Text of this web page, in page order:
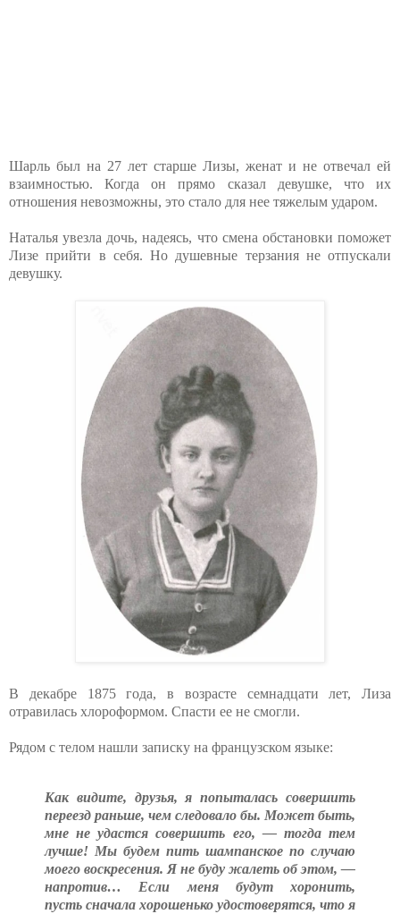
Шарль был на 27 лет старше Лизы, женат и не отвечал ей
взаимностью. Когда он прямо сказал девушке, что их
отношения невозможны, это стало для нее тяжелым ударом.
Наталья увезла дочь, надеясь, что смена обстановки поможет
Лизе прийти в себя. Но душевные терзания не отпускали
девушку.
В декабре 1875 года, в возрасте семнадцати лет, Лиза
отравилась хлороформом. Спасти ее не смогли.
Рядом с телом нашли записку на французском языке:
Как видите, друзья, я попыталась совершить
переезд раньше, чем следовало бы. Может быть,
мне не удастся совершить его, — тогда тем
лучше! Мы будем пить шампанское по случаю
моего воскресения. Я не буду жалеть об этом, —
напротив… Если меня будут хоронить,
пусть сначала хорошенько удостоверятся, что я